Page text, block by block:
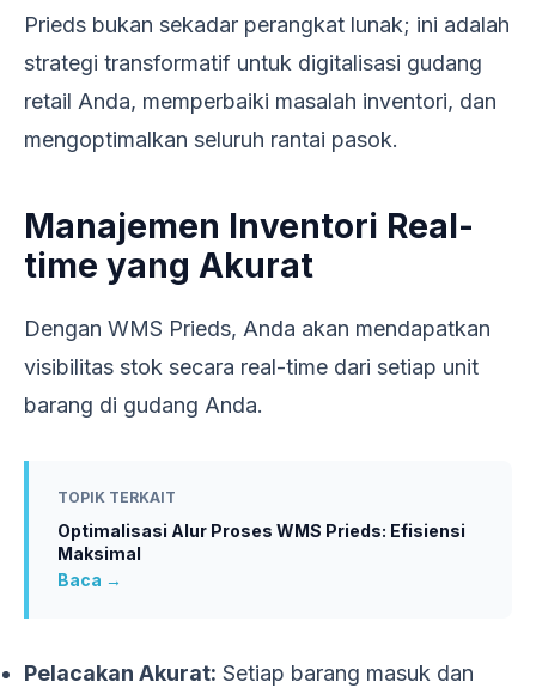
Prieds bukan sekadar perangkat lunak; ini adalah
strategi transformatif untuk digitalisasi gudang
retail Anda, memperbaiki masalah inventori, dan
mengoptimalkan seluruh rantai pasok.
Manajemen Inventori Real-
time yang Akurat
Dengan WMS Prieds, Anda akan mendapatkan
visibilitas stok secara real-time dari setiap unit
barang di gudang Anda.
TOPIK TERKAIT
Optimalisasi Alur Proses WMS Prieds: Efisiensi
Maksimal
Baca →
Pelacakan Akurat: Setiap barang masuk dan